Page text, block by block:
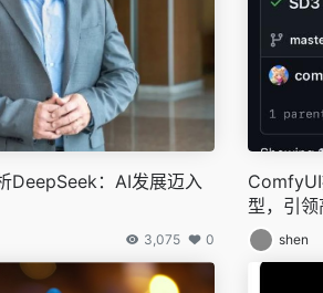
DeepSeek：AI发展迈入
3,075 0
型，引
shen